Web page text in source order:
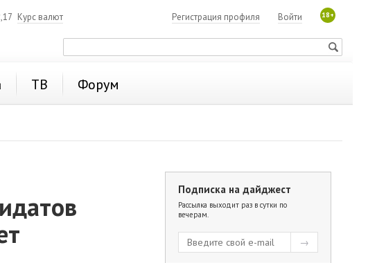
Курс валют 18+
Войти
Регистрация профиля
ТВ Форум
Подписка на дайджест
Рассылка выходит раз в сутки по
вечерам.